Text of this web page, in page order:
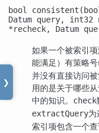
❯
bool
Datum query,
*recheck, Datum
如果一个被索引
能满足）有策略号
并没有直接访问
用的是关于哪些
中的知识。
check
extractQuery为
索引项包含一个